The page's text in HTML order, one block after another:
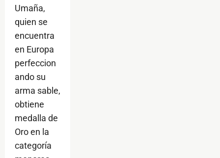
Umaña,
quien se
encuentra
en Europa
perfeccion
ando su
arma sable,
obtiene
medalla de
Oro en la
categoría